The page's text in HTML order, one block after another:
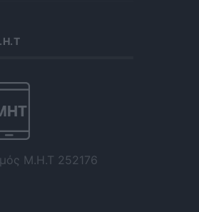
Μ.Η.Τ 252176